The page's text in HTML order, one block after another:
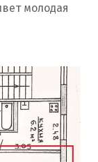
молодая